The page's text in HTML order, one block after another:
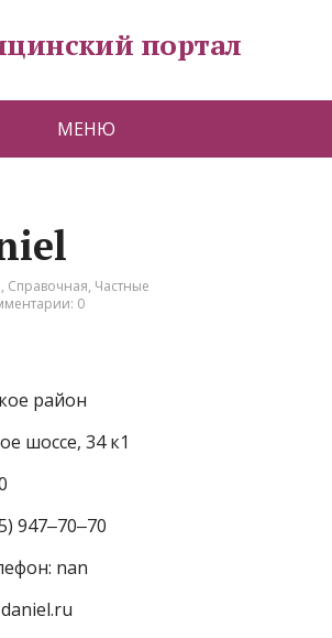
портал
МЕНЮ
, Справочная, Частные
0
район
шоссе, 34 к1
947‒70‒70
nan